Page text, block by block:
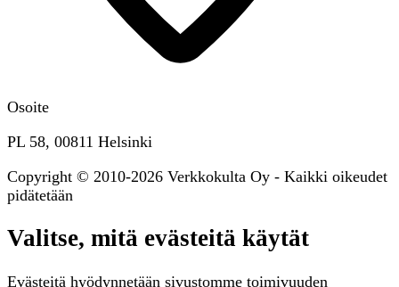
Osoite
PL 58, 00811 Helsinki
Copyright © 2010-2026 Verkkokulta Oy - Kaikki oikeudet
pidätetään
Valitse, mitä evästeitä käytät
Evästeitä hyödynnetään sivustomme toimivuuden